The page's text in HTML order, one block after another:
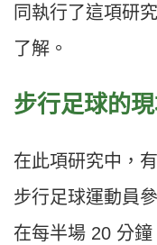
同執行了這項研
了解。
步行足球的
在此項研究中，
步行足球運動員
在每半場 20 分